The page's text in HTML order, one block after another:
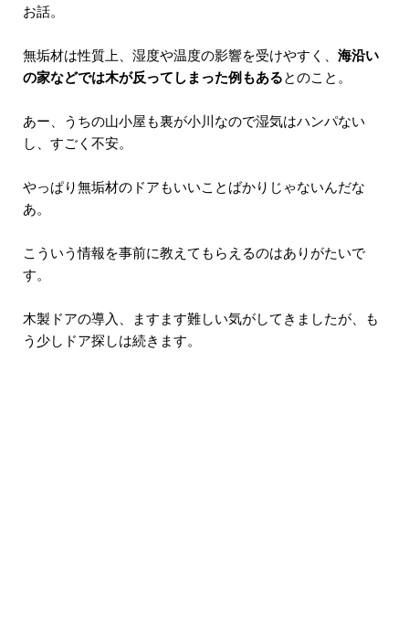
お話。
無垢材は性質上、湿度や温度の影響を受けやすく、 海沿い
の家などでは木が反ってしまった例もあるとのこと。
あー、うちの山小屋も裏が小川なので湿気はハンパない
し、すごく不安。
やっぱり無垢材のドアもいいことばかりじゃないんだな
あ。
こういう情報を事前に教えてもらえるのはありがたいで
す。
木製ドアの導入、ますます難しい気がしてきましたが、も
う少しドア探しは続きます。